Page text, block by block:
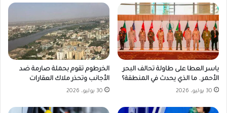
ياسر العطا على طاولة تحالف البحر
الأحمر.. ما الذي يحدث في المنطقة؟
30 يوليو، 2026
الخرطوم تقوم بحملة صارمة ضد
الأجانب وتحذر ملاك العقارات
30 يوليو، 2026